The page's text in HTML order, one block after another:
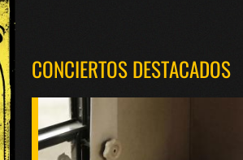
CONCIERTOS DESTACADOS